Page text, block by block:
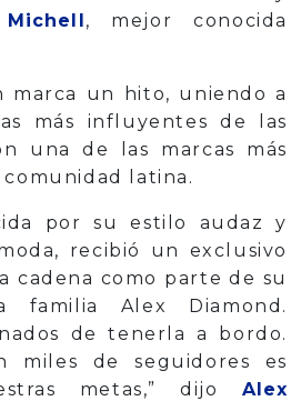
, mejor conocida
marca un hito, uniendo a
más influyentes de las
una de las marcas más
latina.
por su estilo audaz y
recibió un exclusivo
cadena como parte de su
familia Alex Diamond.
de tenerla a bordo.
miles de seguidores es
metas,” dijo Alex